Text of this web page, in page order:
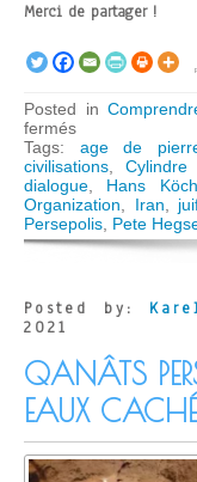
Merci de partager !
Posted in
ferméssur
Cyrus
le
Grand,
l’Iran
et
le
civilisations
Tags: age de
civilisations ,
dialogue
Hans
Organization
Iran
Persepolis Pete
Posted by:
2021
QANÂTS
EAUX